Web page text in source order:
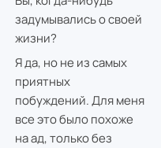
задумывались о своей
жизни?
Я да, но не из самых
приятных
побуждений. Для меня
все это было похоже
на ад, только без